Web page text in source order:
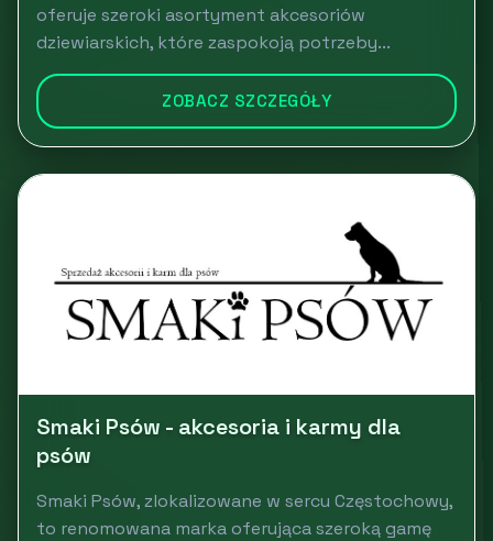
oferuje szeroki asortyment akcesoriów
dziewiarskich, które zaspokoją potrzeby...
ZOBACZ SZCZEGÓŁY
Smaki Psów - akcesoria i karmy dla
psów
Smaki Psów, zlokalizowane w sercu Częstochowy,
to renomowana marka oferująca szeroką gamę